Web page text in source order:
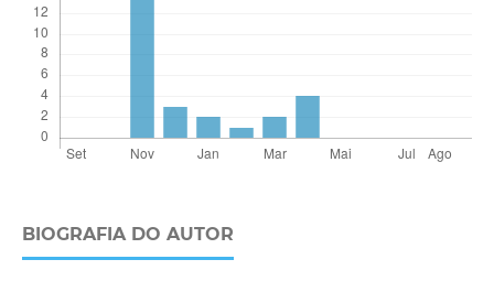
BIOGRAFIA DO AUTOR